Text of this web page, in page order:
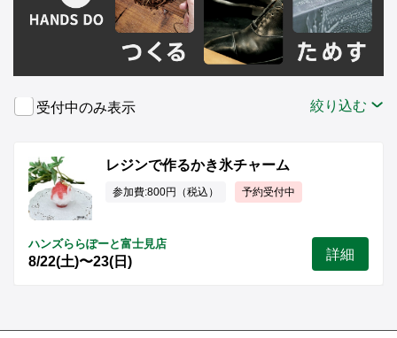
受付中のみ表示 絞り込む
レジンで作るかき氷チャーム
参加費:800円（税込） 予約受付中
ハンズららぽーと富士見店
8/22(土)〜23(日) 詳細